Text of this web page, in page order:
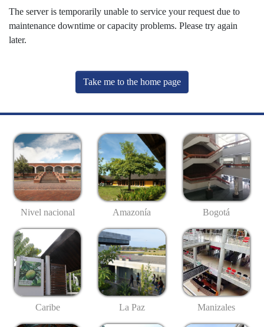
The server is temporarily unable to service your request due to
maintenance downtime or capacity problems. Please try again
later.
Take me to the home page
Nivel nacional Amazonía Bogotá
Caribe La Paz Manizales